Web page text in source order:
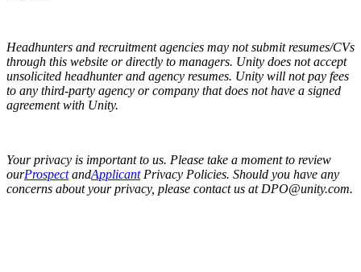
Headhunters and recruitment agencies may not submit resumes/CVs
through this website or directly to managers. Unity does not accept
unsolicited headhunter and agency resumes. Unity will not pay fees
to any third-party agency or company that does not have a signed
agreement with Unity.
Your privacy is important to us. Please take a moment to review
ourProspectandApplicantPrivacy Policies. Should you have any
concerns about your privacy, please contact us at DPO@unity.com.